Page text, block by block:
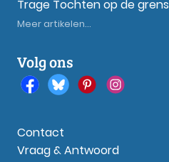
Trage Tochten op de grens
Meer artikelen...
Volg ons
Contact
Vraag & Antwoord